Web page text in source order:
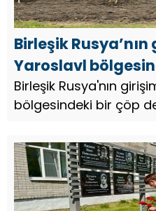
Birleşik
Yaroslavl
depolama
oluşturuldu
Birleşik Rusya'nın
bölgesindeki bir çöp